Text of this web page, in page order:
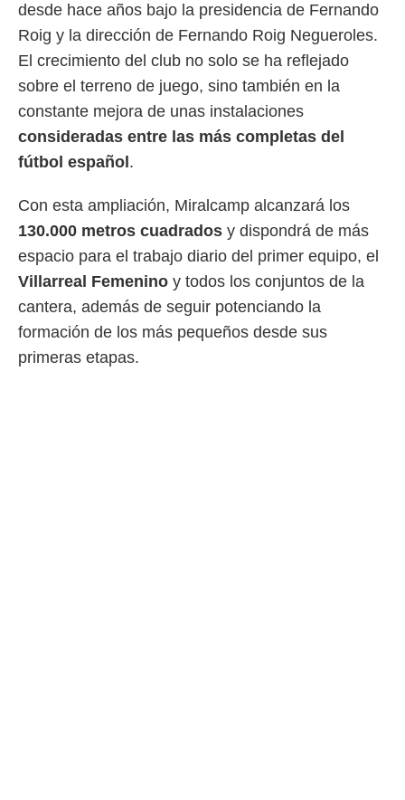
desde hace años bajo la presidencia de Fernando
Roig y la dirección de Fernando Roig Negueroles.
El crecimiento del club no solo se ha reflejado
sobre el terreno de juego, sino también en la
constante mejora de unas instalaciones
consideradas entre las más completas del
fútbol español .
Con esta ampliación, Miralcamp alcanzará los
130.000 metros cuadrados y dispondrá de más
espacio para el trabajo diario del primer equipo, el
Villarreal Femenino y todos los conjuntos de la
cantera, además de seguir potenciando la
formación de los más pequeños desde sus
primeras etapas.